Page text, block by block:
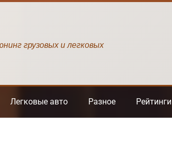
грузовых и легковых
Легковые авто Разное Рейтинги